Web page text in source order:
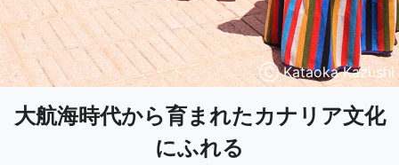
Ⓒ Kataoka Kazushi
大航海時代から育まれたカナリア文化
にふれる